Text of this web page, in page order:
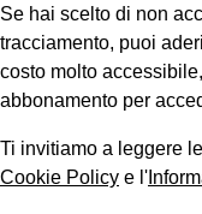
Se hai scelto di non
tracciamento, puoi
costo molto
abbonamento per
Ti invitiamo a leggere le
Cookie Policy e l'